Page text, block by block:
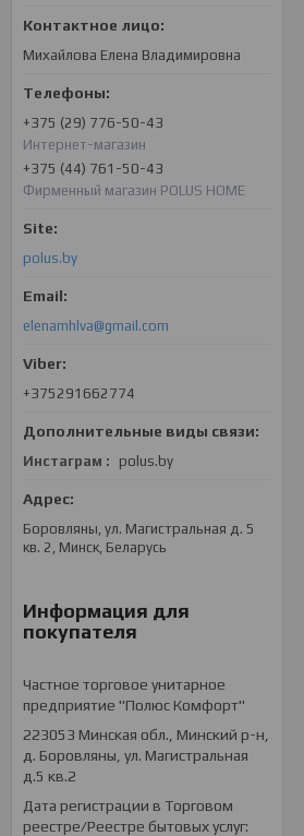
Михайлова Елена Владимировна
+375 (29) 776-50-43
Интернет-магазин
+375 (44) 761-50-43
Фирменный магазин POLUS HOME
polus.by
elenamhlva@gmail.com
+375291662774
Инстаграм polus.by
Боровляны, ул. Магистральная д. 5
кв. 2, Минск, Беларусь
Информация для
покупателя
Частное торговое унитарное
предприятие "Полюс Комфорт"
223053 Минская обл., Минский р-н,
д. Боровляны, ул. Магистральная
д.5 кв.2
Дата регистрации в Торговом
реестре/Реестре бытовых услуг: